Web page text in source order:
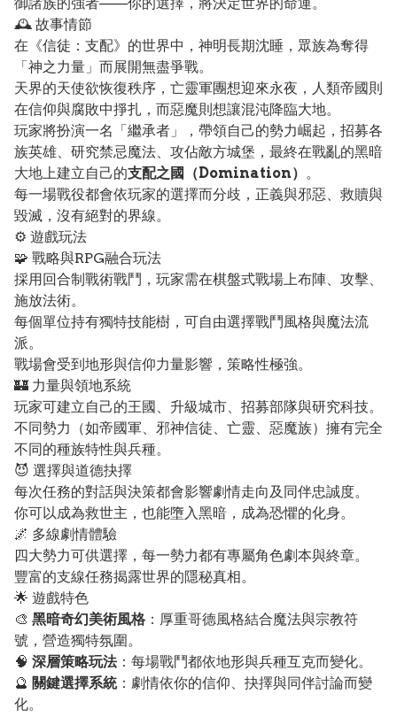
🕰️ 故事情節
在《信徒：支配》的世界中，神明長期沈睡，眾族為奪得
「神之力量」而展開無盡爭戰。
天界的天使欲恢復秩序，亡靈軍團想迎來永夜，人類帝國則
在信仰與腐敗中掙扎，而惡魔則想讓混沌降臨大地。
玩家將扮演一名「繼承者」，帶領自己的勢力崛起，招募各
族英雄、研究禁忌魔法、攻佔敵方城堡，最終在戰亂的黑暗
大地上建立自己的支配之國（Domination） 。
每一場戰役都會依玩家的選擇而分歧，正義與邪惡、救贖與
毀滅，沒有絕對的界線。
⚙️ 遊戲玩法
🧩 戰略與RPG融合玩法
採用回合制戰術戰鬥，玩家需在棋盤式戰場上布陣、攻擊、
施放法術。
每個單位持有獨特技能樹，可自由選擇戰鬥風格與魔法流
派。
戰場會受到地形與信仰力量影響，策略性極強。
🏰 力量與領地系統
玩家可建立自己的王國、升級城市、招募部隊與研究科技。
不同勢力（如帝國軍、邪神信徒、亡靈、惡魔族）擁有完全
不同的種族特性與兵種。
😈 選擇與道德抉擇
每次任務的對話與決策都會影響劇情走向及同伴忠誠度。
你可以成為救世主，也能墮入黑暗，成為恐懼的化身。
🌌 多線劇情體驗
四大勢力可供選擇，每一勢力都有專屬角色劇本與終章。
豐富的支線任務揭露世界的隱秘真相。
🌟 遊戲特色
🎨 黑暗奇幻美術風格 ：厚重哥德風格結合魔法與宗教符
號，營造獨特氛圍。
🧠 深層策略玩法：每場戰鬥都依地形與兵種互克而變化。
🔮 關鍵選擇系統：劇情依你的信仰、抉擇與同伴討論而變
化。